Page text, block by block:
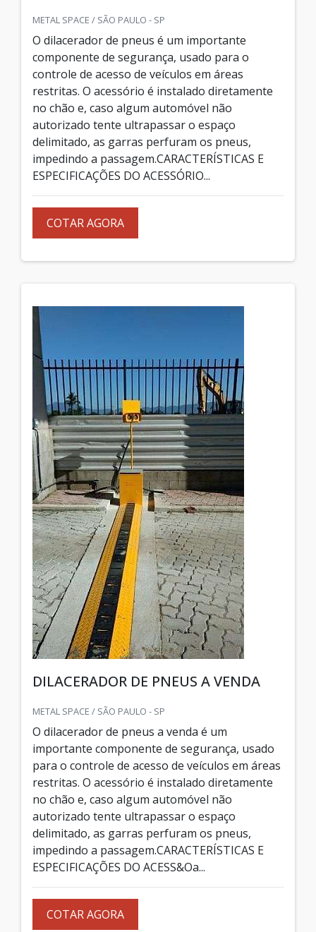
METAL SPACE / SÃO PAULO - SP
O dilacerador de pneus é um importante
componente de segurança, usado para o
controle de acesso de veículos em áreas
restritas. O acessório é instalado diretamente
no chão e, caso algum automóvel não
autorizado tente ultrapassar o espaço
delimitado, as garras perfuram os pneus,
impedindo a passagem.CARACTERÍSTICAS E
ESPECIFICAÇÕES DO ACESSÓRIO...
COTAR AGORA
DILACERADOR DE PNEUS A VENDA
METAL SPACE / SÃO PAULO - SP
O dilacerador de pneus a venda é um
importante componente de segurança, usado
para o controle de acesso de veículos em áreas
restritas. O acessório é instalado diretamente
no chão e, caso algum automóvel não
autorizado tente ultrapassar o espaço
delimitado, as garras perfuram os pneus,
impedindo a passagem.CARACTERÍSTICAS E
ESPECIFICAÇÕES DO ACESS&Oa...
COTAR AGORA